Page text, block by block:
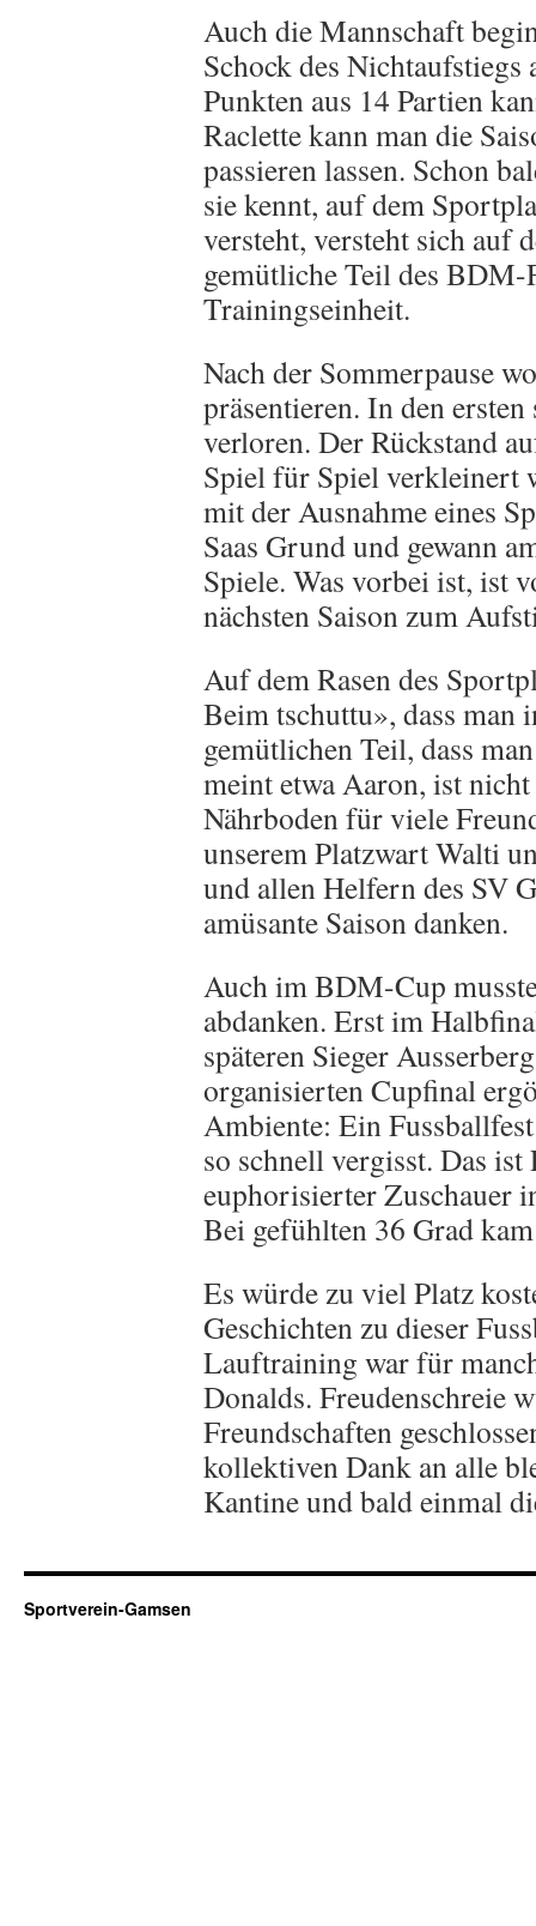
Auch die Mannschaft
Schock des
Punkten aus 14 Partien
Raclette kann man die
passieren lassen. Schon
sie kennt, auf dem
versteht, versteht sich auf
gemütliche Teil des
Trainingseinheit.
Nach der Sommerpause
präsentieren. In den
verloren. Der Rückstand
Spiel für Spiel verkleinert
mit der Ausnahme eines
Saas Grund und gewann
Spiele. Was vorbei ist, ist
nächsten Saison zum
Auf dem Rasen des
Beim tschuttu», dass
gemütlichen Teil, dass
meint etwa Aaron, ist
Nährboden für viele
unserem Platzwart Walti
und allen Helfern des SV
amüsante Saison danken.
Auch im BDM-Cup
abdanken. Erst im
späteren Sieger
organisierten Cupfinal
Ambiente: Ein
so schnell vergisst. Das
euphorisierter Zuschauer
Bei gefühlten 36 Grad
Es würde zu viel Platz
Geschichten zu dieser
Lauftraining war für
Donalds. Freudenschreie
Freundschaften
kollektiven Dank an alle
Kantine und bald einmal
Sportverein-Gamsen